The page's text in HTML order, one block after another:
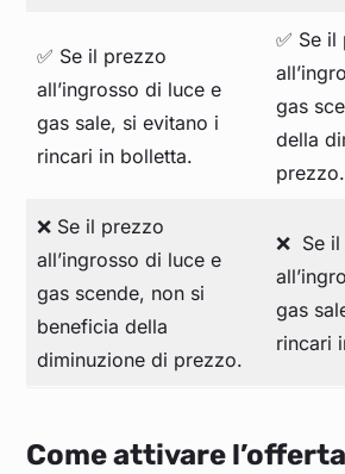
✅ Se il prezzo
all’ingrosso di luce e
gas sale, si evitano i
rincari in bolletta.
✅ Se
gas
della
prezzo.
❌ Se il prezzo
all’ingrosso di luce e
gas scende, non si
beneficia della
diminuzione di prezzo.
❌ Se
gas
rincari
Come attivare